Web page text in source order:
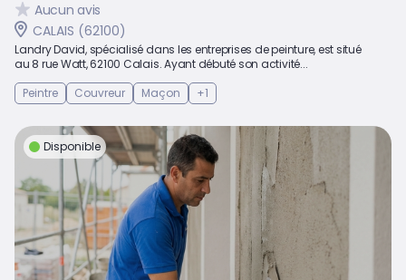
Aucun avis
CALAIS (62100)
Landry David, spécialisé dans les entreprises de peinture, est situé
au 8 rue Watt, 62100 Calais. Ayant débuté son activité...
Peintre
Couvreur Maçon +1
Disponible